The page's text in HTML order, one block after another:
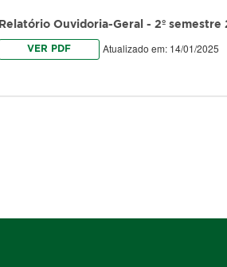
Relatório Ouvidoria-Geral - 2º semestre
VER PDF Atualizado em: 14/01/2025